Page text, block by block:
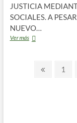
JUSTICIA
SOCIALES. A
NUEVO…
Ver más::
CARDOZO
Paginación
Página1